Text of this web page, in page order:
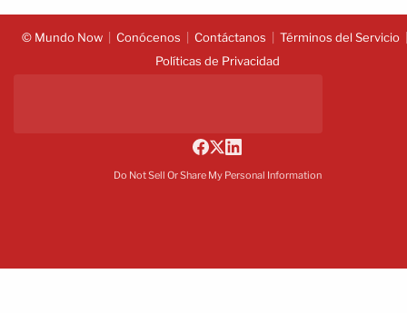
© Mundo Now Conócenos Contáctanos
Términos del Servicio
Políticas de Privacidad
Do Not Sell Or Share My Personal Information